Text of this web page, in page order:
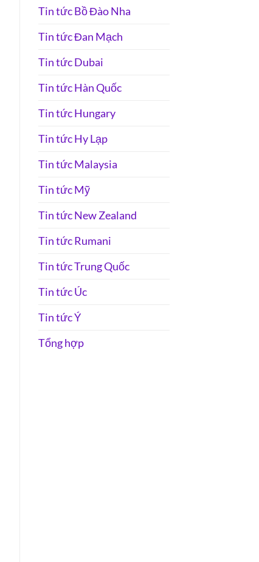
Tin tức Bồ Đào Nha
Tin tức Đan Mạch
Tin tức Dubai
Tin tức Hàn Quốc
Tin tức Hungary
Tin tức Hy Lạp
Tin tức Malaysia
Tin tức Mỹ
Tin tức New Zealand
Tin tức Rumani
Tin tức Trung Quốc
Tin tức Úc
Tin tức Ý
Tổng hợp